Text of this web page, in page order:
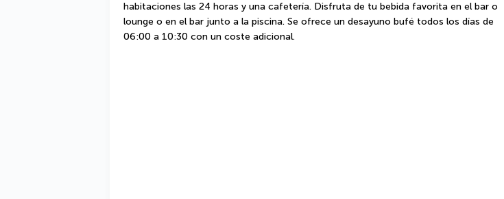
habitaciones las 24 horas y una cafetería. Disfruta de tu bebida favorita en el bar o
lounge o en el bar junto a la piscina. Se ofrece un desayuno bufé todos los días de
06:00 a 10:30 con un coste adicional.